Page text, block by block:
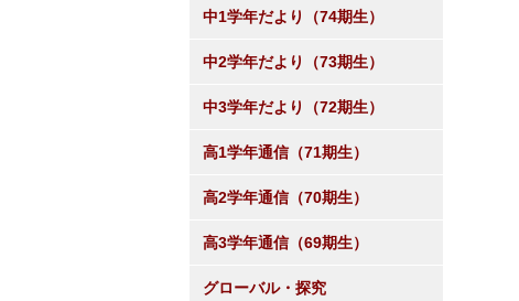
中1学年だより（74期生）
中2学年だより（73期生）
中3学年だより（72期生）
高1学年通信（71期生）
高2学年通信（70期生）
高3学年通信（69期生）
グローバル・探究